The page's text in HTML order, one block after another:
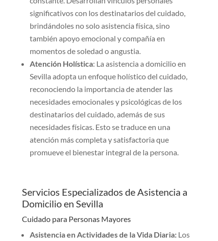
significativos con los destinatarios del cuidado,
brindándoles no solo asistencia física, sino
también apoyo emocional y compañía en
momentos de soledad o angustia.
Atención Holística: La asistencia a domicilio en
Sevilla adopta un enfoque holístico del cuidado,
reconociendo la importancia de atender las
necesidades emocionales y psicológicas de los
destinatarios del cuidado, además de sus
necesidades físicas. Esto se traduce en una
atención más completa y satisfactoria que
promueve el bienestar integral de la persona.
Servicios Especializados de Asistencia a
Domicilio en Sevilla
Cuidado para Personas Mayores
Asistencia en Actividades de la Vida Diaria:Los